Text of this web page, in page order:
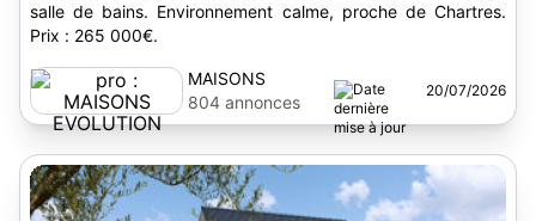
salle de bains. Environnement calme, proche de Chartres.
Prix : 265 000€.
MAISONS
EVOLUTION
804 annonces
20/07/2026